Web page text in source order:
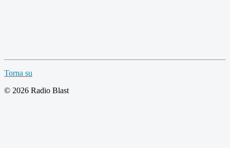
Torna su
© 2026 Radio Blast